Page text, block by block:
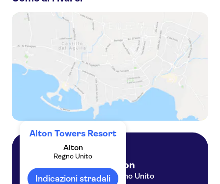
Alton Towers Resort
Alton
Regno Unito
Indicazioni stradali
Alton
Regno Unito